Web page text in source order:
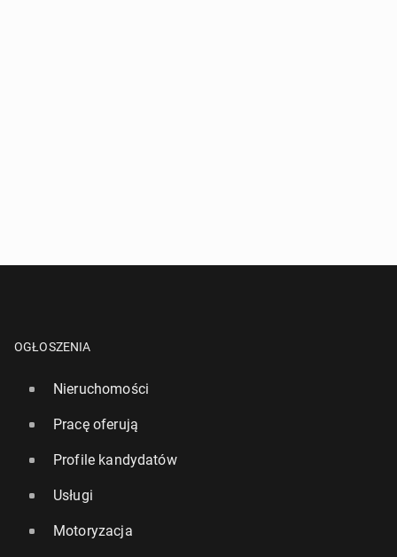
OGŁOSZENIA
Nieruchomości
Pracę oferują
Profile kandydatów
Usługi
Motoryzacja